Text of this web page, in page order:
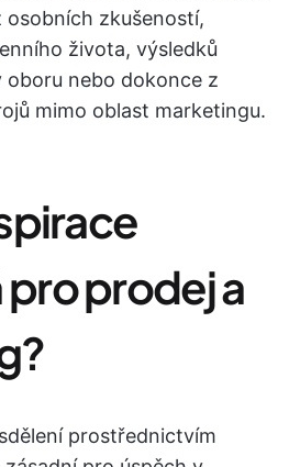
zkušeností,
života, výsledků
oboru nebo dokonce z
mimo oblast marketingu.
prodej a
prostřednictvím